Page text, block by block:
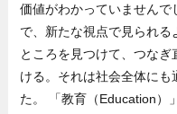
価値がわかっていません
で、新たな視点で見られ
ところを見つけて、つな
ける。それは社会全体に
た。 「教育（Education）